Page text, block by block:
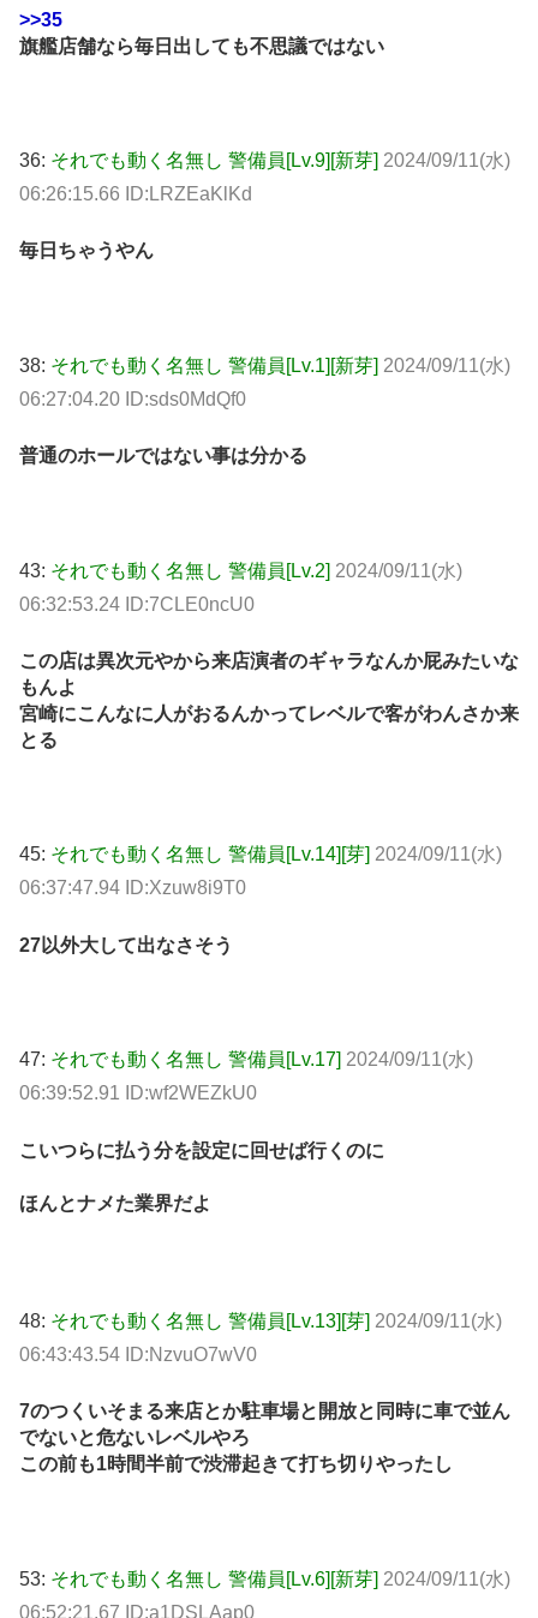
>>35
旗艦店舗なら毎日出しても不思議ではない
36: それでも動く名無し 警備員[Lv.9][新芽] 2024/09/11(水)
06:26:15.66 ID:LRZEaKlKd
毎日ちゃうやん
38: それでも動く名無し 警備員[Lv.1][新芽] 2024/09/11(水)
06:27:04.20 ID:sds0MdQf0
普通のホールではない事は分かる
43: それでも動く名無し 警備員[Lv.2] 2024/09/11(水)
06:32:53.24 ID:7CLE0ncU0
この店は異次元やから来店演者のギャラなんか屁みたいな
もんよ
宮崎にこんなに人がおるんかってレベルで客がわんさか来
とる
45: それでも動く名無し 警備員[Lv.14][芽] 2024/09/11(水)
06:37:47.94 ID:Xzuw8i9T0
27以外大して出なさそう
47: それでも動く名無し 警備員[Lv.17] 2024/09/11(水)
06:39:52.91 ID:wf2WEZkU0
こいつらに払う分を設定に回せば行くのに
ほんとナメた業界だよ
48: それでも動く名無し 警備員[Lv.13][芽] 2024/09/11(水)
06:43:43.54 ID:NzvuO7wV0
7のつくいそまる来店とか駐車場と開放と同時に車で並ん
でないと危ないレベルやろ
この前も1時間半前で渋滞起きて打ち切りやったし
53: それでも動く名無し 警備員[Lv.6][新芽] 2024/09/11(水)
06:52:21.67 ID:a1DSLAap0